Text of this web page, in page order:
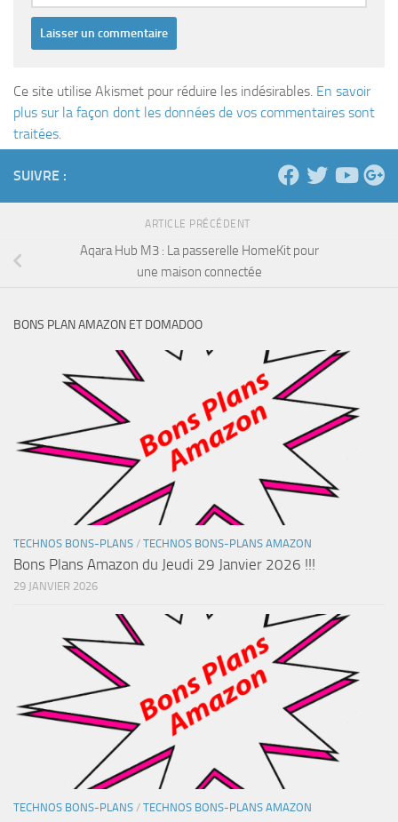
Ce site utilise Akismet pour réduire les indésirables. En savoir
plus sur la façon dont les données de vos commentaires sont
traitées.
SUIVRE :
ARTICLE PRÉCÉDENT
Aqara Hub M3 : La passerelle HomeKit pour
une maison connectée
BONS PLAN AMAZON ET DOMADOO
TECHNOS BONS-PLANS / TECHNOS BONS-PLANS AMAZON
Bons Plans Amazon du Jeudi 29 Janvier 2026 !!!
29 JANVIER 2026
TECHNOS BONS-PLANS / TECHNOS BONS-PLANS AMAZON